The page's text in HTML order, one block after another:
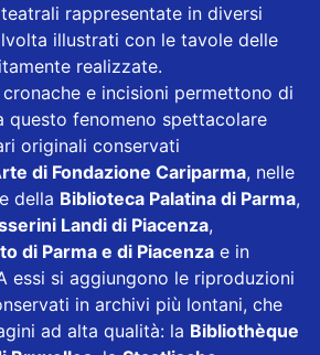
rappresentate in diversi
illustrati con le tavole delle
realizzate.
e incisioni permettono di
questo fenomeno spettacolare
originali conservati
di Fondazione Cariparma, nelle
della Biblioteca Palatina di Parma,
Landi di Piacenza,
di Parma e di Piacenza e in
essi si aggiungono le riproduzioni
in archivi più lontani, che
ad alta qualità: la Bibliothèque